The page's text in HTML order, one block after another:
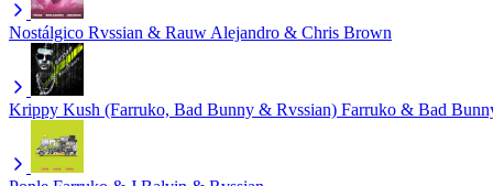
Nostálgico Rvssian & Rauw Alejandro & Chris Brown
Krippy Kush (Farruko, Bad Bunny & Rvssian) Farruko & Bad